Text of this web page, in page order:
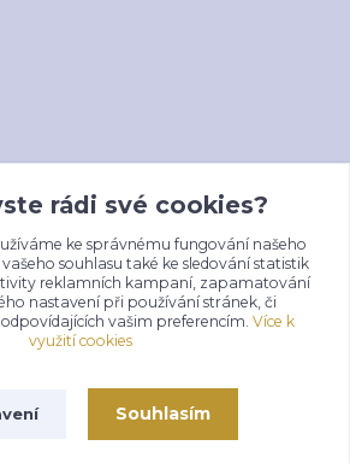
rádi své cookies?
ke správnému fungování našeho
souhlasu také ke sledování statistik
reklamních kampaní, zapamatování
nastavení při používání stránek, či
vašim preferencím. Více k
využití cookies
Souhlasím
rádi své cookies?
ke správnému fungování našeho
souhlasu také ke sledování statistik
reklamních kampaní, zapamatování
nastavení při používání stránek, či
vašim preferencím. Více k
využití cookies
Souhlasím